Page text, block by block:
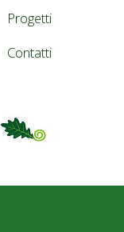
Progetti
Contatti